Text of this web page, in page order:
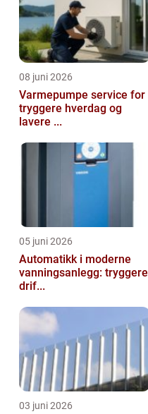
08 juni 2026
Varmepumpe service for
tryggere hverdag og
lavere ...
05 juni 2026
Automatikk i moderne
vanningsanlegg: tryggere
drif...
03 juni 2026